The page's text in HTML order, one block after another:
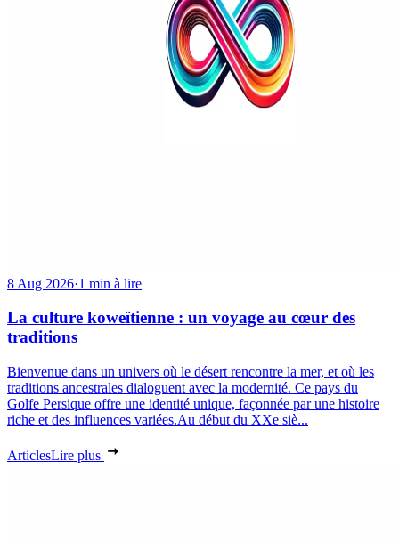
8 Aug 2026·1 min à lire
La culture koweïtienne : un voyage au cœur des
traditions
Bienvenue dans un univers où le désert rencontre la mer, et où les
traditions ancestrales dialoguent avec la modernité. Ce pays du
Golfe Persique offre une identité unique, façonnée par une histoire
riche et des influences variées.Au début du XXe siè...
ArticlesLire plus